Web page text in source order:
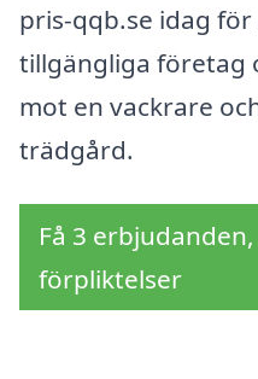
pris-qqb.se idag
tillgängliga företag
mot en vackrare
trädgård.
Få 3
förpliktelser